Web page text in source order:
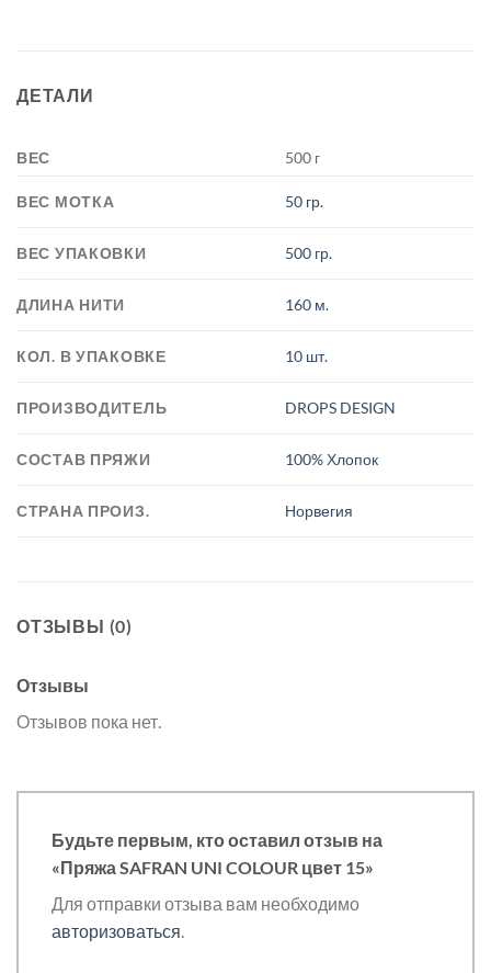
ДЕТАЛИ
ВЕС 500 г
ВЕС МОТКА 50 гр.
ВЕС УПАКОВКИ 500 гр.
ДЛИНА НИТИ 160 м.
КОЛ. В УПАКОВКЕ 10 шт.
ПРОИЗВОДИТЕЛЬ DROPS DESIGN
СОСТАВ ПРЯЖИ 100% Хлопок
СТРАНА ПРОИЗ. Норвегия
ОТЗЫВЫ (0)
Отзывы
Отзывов пока нет.
Будьте первым, кто оставил отзыв на
«Пряжа SAFRAN UNI COLOUR цвет 15»
Для отправки отзыва вам необходимо
авторизоваться